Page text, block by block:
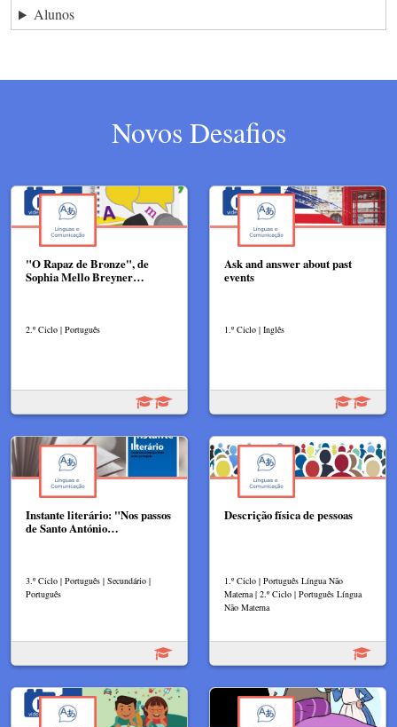
Alunos
Novos Desafios
"O Rapaz de Bronze", de
Sophia Mello Breyner…
2.º Ciclo | Português
Ask and answer about past
events
1.º Ciclo | Inglês
Instante literário: "Nos passos
de Santo António…
3.º Ciclo | Português | Secundário |
Português
Descrição física de pessoas
1.º Ciclo | Português Língua Não
Materna | 2.º Ciclo | Português Língua
Não Materna